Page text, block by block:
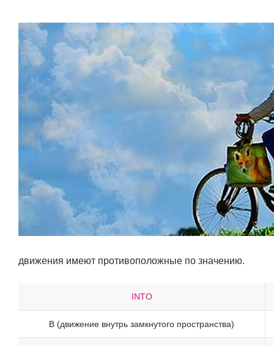
движения имеют противоположные по значению.
INTO
В (движение внутрь замкнутого пространства)